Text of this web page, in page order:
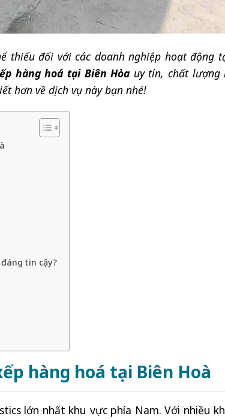
thiếu đối với các doanh nghiệp hoạt động
hàng hoá tại Biên Hòa uy tín, chất lượng
hơn về dịch vụ này bạn nhé!
tin cậy?
hàng hoá tại Biên Hoà
lớn nhất khu vực phía Nam. Với nhiều